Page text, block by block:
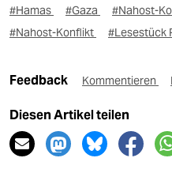
#Hamas #Gaza #Nahost-
#Nahost-Konflikt
#Lesestück
Feedback Kommentieren
Diesen Artikel teilen